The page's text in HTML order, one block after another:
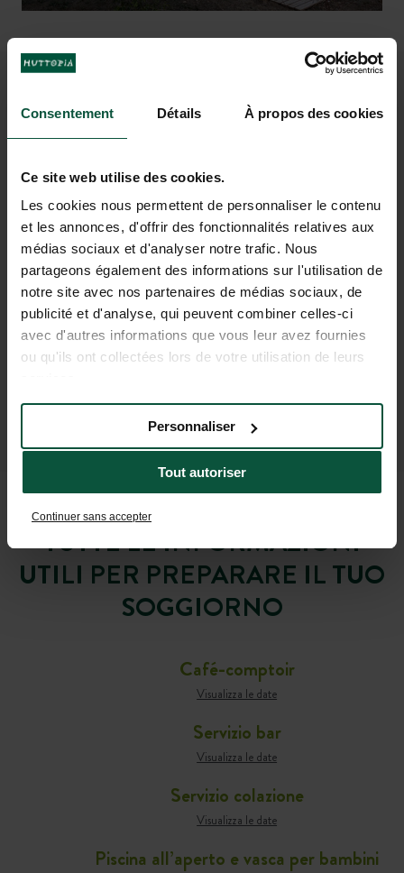
Consentement Détails À propos des cookies
Ce site web utilise des cookies.
Les cookies nous permettent de personnaliser le contenu
et les annonces, d'offrir des fonctionnalités relatives aux
médias sociaux et d'analyser notre trafic. Nous
partageons également des informations sur l'utilisation de
notre site avec nos partenaires de médias sociaux, de
publicité et d'analyse, qui peuvent combiner celles-ci
avec d'autres informations que vous leur avez fournies
ou qu'ils ont collectées lors de votre utilisation de leurs
Tout autoriser
Personnaliser
Continuer sans accepter
VACANZE DA SOGNO A
MEURSAULT
TUTTE LE INFORMAZIONI
UTILI PER PREPARARE IL TUO
SOGGIORNO
Café-comptoir
Visualizza le date
Servizio bar
Visualizza le date
Servizio colazione
Visualizza le date
Piscina all’aperto e vasca per bambini